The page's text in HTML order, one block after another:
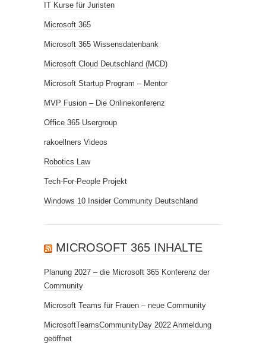
IT Kurse für Juristen
Microsoft 365
Microsoft 365 Wissensdatenbank
Microsoft Cloud Deutschland (MCD)
Microsoft Startup Program – Mentor
MVP Fusion – Die Onlinekonferenz
Office 365 Usergroup
rakoellners Videos
Robotics Law
Tech-For-People Projekt
Windows 10 Insider Community Deutschland
MICROSOFT 365 INHALTE
Planung 2027 – die Microsoft 365 Konferenz der
Community
Microsoft Teams für Frauen – neue Community
MicrosoftTeamsCommunityDay 2022 Anmeldung
geöffnet